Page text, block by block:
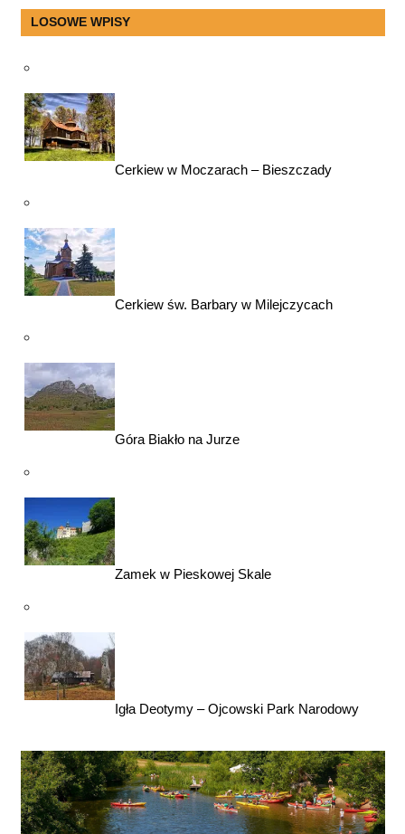
LOSOWE WPISY
Cerkiew w Moczarach – Bieszczady
Cerkiew św. Barbary w Milejczycach
Góra Biakło na Jurze
Zamek w Pieskowej Skale
Igła Deotymy – Ojcowski Park Narodowy